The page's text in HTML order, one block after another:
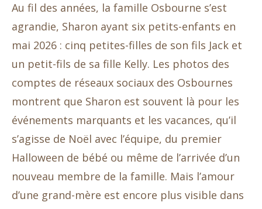
Au fil des années, la famille Osbourne s’est
agrandie, Sharon ayant six petits-enfants en
mai 2026 : cinq petites-filles de son fils Jack et
un petit-fils de sa fille Kelly. Les photos des
comptes de réseaux sociaux des Osbournes
montrent que Sharon est souvent là pour les
événements marquants et les vacances, qu’il
s’agisse de Noël avec l’équipe, du premier
Halloween de bébé ou même de l’arrivée d’un
nouveau membre de la famille. Mais l’amour
d’une grand-mère est encore plus visible dans